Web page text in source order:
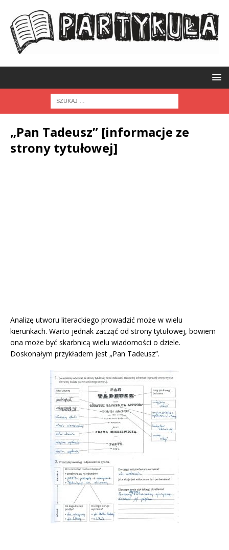
„Pan Tadeusz” [informacje ze
strony tytułowej]
Analizę utworu literackiego prowadzić może w wielu
kierunkach. Warto jednak zacząć od strony tytułowej, bowiem
ona może być skarbnicą wielu wiadomości o dziele.
Doskonałym przykładem jest „Pan Tadeusz”.